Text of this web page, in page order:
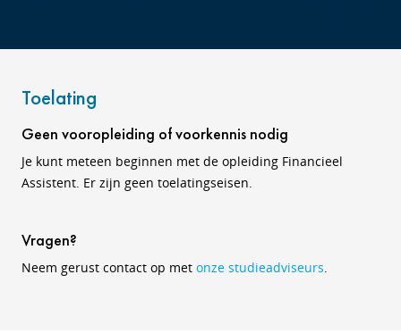
Toelating
Geen vooropleiding of voorkennis nodig
Je kunt meteen beginnen met de opleiding Financieel
Assistent. Er zijn geen toelatingseisen.
Vragen?
Neem gerust contact op met onze studieadviseurs.